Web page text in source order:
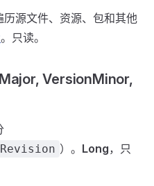
源文件、资源、包和其他
。只读。
VersionMinor,
）。 Long，只